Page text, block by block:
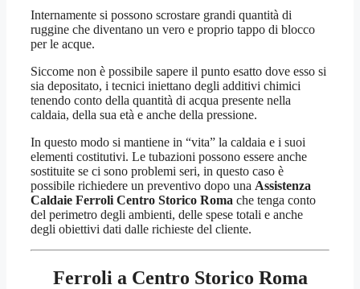
Internamente si possono scrostare grandi quantità di
ruggine che diventano un vero e proprio tappo di blocco
per le acque.
Siccome non è possibile sapere il punto esatto dove esso si
sia depositato, i tecnici iniettano degli additivi chimici
tenendo conto della quantità di acqua presente nella
caldaia, della sua età e anche della pressione.
In questo modo si mantiene in “vita” la caldaia e i suoi
elementi costitutivi. Le tubazioni possono essere anche
sostituite se ci sono problemi seri, in questo caso è
possibile richiedere un preventivo dopo una Assistenza
Caldaie Ferroli Centro Storico Roma che tenga conto
del perimetro degli ambienti, delle spese totali e anche
degli obiettivi dati dalle richieste del cliente.
Ferroli a Centro Storico Roma